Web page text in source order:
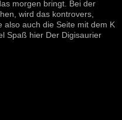
morgen bringt. Bei der
wird das kontrovers,
also auch die Seite mit dem K
Spaß hier Der Digisaurier